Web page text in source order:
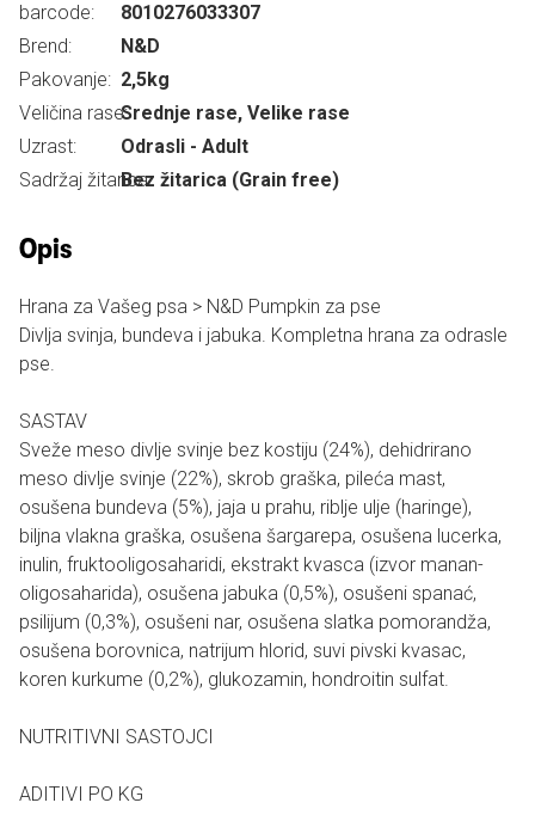
barcode:
8010276033307
Brend:
N&D
Pakovanje: 2,5kg
Veličina rase:Srednje rase, Velike rase
Uzrast:
Odrasli - Adult
Sadržaj žitarica:Bez žitarica (Grain free)
Opis
Hrana za Vašeg psa > N&D Pumpkin za pse
Divlja svinja, bundeva i jabuka. Kompletna hrana za odrasle
pse.
SASTAV
Sveže meso divlje svinje bez kostiju (24%), dehidrirano
meso divlje svinje (22%), skrob graška, pileća mast,
osušena bundeva (5%), jaja u prahu, riblje ulje (haringe),
biljna vlakna graška, osušena šargarepa, osušena lucerka,
inulin, fruktooligosaharidi, ekstrakt kvasca (izvor manan-
oligosaharida), osušena jabuka (0,5%), osušeni spanać,
psilijum (0,3%), osušeni nar, osušena slatka pomorandža,
osušena borovnica, natrijum hlorid, suvi pivski kvasac,
koren kurkume (0,2%), glukozamin, hondroitin sulfat.
NUTRITIVNI SASTOJCI
ADITIVI PO KG